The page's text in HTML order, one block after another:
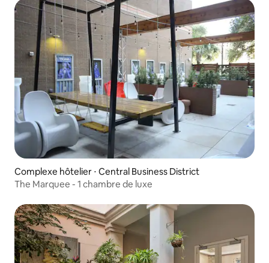
Complexe hôtelier ⋅ Central Business District
The Marquee - 1 chambre de luxe